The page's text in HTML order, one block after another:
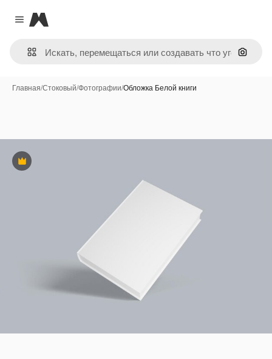
Close menu
Magnific
Поиск
Главная/Стоковый/Фотографии/Обложка Белой книги
Премиум